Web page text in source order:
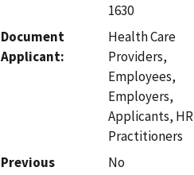
1630
Document
Applicant
Health Care
Providers,
Employees,
Employers,
Applicants, HR
Practitioners
Previous
No